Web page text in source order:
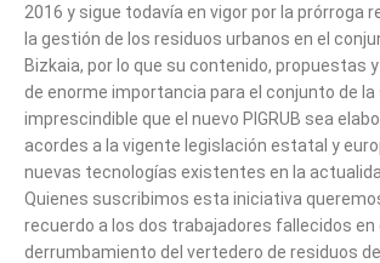
2016 y sigue todavía en vigor por la prórroga
la gestión de los residuos urbanos en el
Bizkaia, por lo que su contenido, propuestas
de enorme importancia para el conjunto de la
imprescindible que el nuevo PIGRUB sea
acordes a la vigente legislación estatal y
nuevas tecnologías existentes en la
Quienes suscribimos esta iniciativa
recuerdo a los dos trabajadores fallecidos en
derrumbamiento del vertedero de residuos